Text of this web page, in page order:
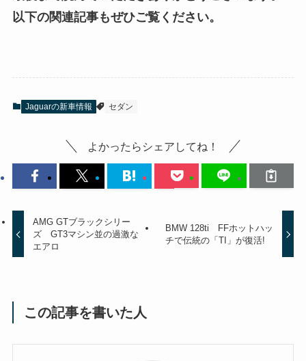
以下の関連記事もぜひご覧ください。
Jaguarの新車情報 セダン
よかったらシェアしてね！
AMG GTブラックシリー
ズ GT3マシン並の過激な
エアロ
BMW 128ti FFホットハッ
チで伝統の「TI」が復活!
この記事を書いた人